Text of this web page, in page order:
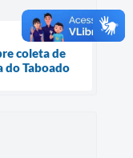
coleta de
do Taboado